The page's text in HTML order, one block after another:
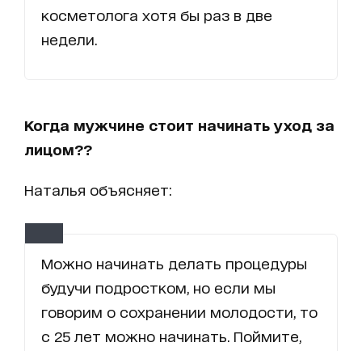
косметолога хотя бы раз в две
недели.
Когда мужчине стоит начинать уход за
лицом??
Наталья объясняет:
Можно начинать делать процедуры
будучи подростком, но если мы
говорим о сохранении молодости, то
с 25 лет можно начинать. Поймите,